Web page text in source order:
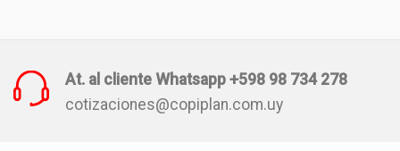
At. al cliente Whatsapp +598 98 734 278
cotizaciones@copiplan.com.uy